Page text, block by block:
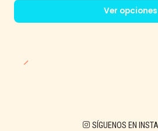
Ver opciones
SÍGUENOS EN